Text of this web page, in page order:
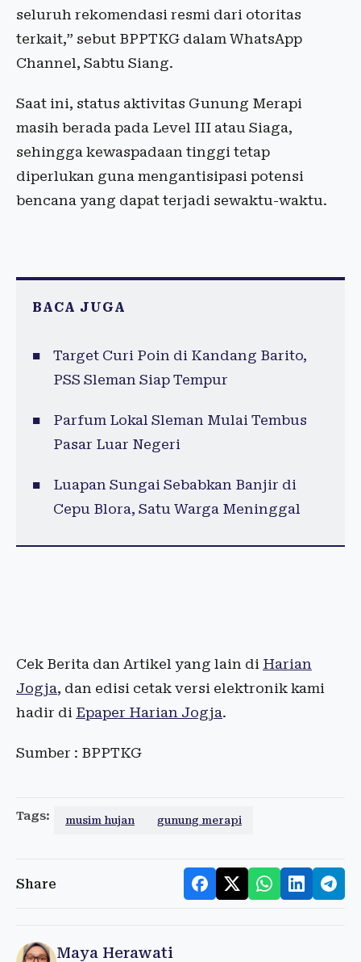
seluruh rekomendasi resmi dari otoritas
terkait,” sebut BPPTKG dalam WhatsApp
Channel, Sabtu Siang.
Saat ini, status aktivitas Gunung Merapi
masih berada pada Level III atau Siaga,
sehingga kewaspadaan tinggi tetap
diperlukan guna mengantisipasi potensi
bencana yang dapat terjadi sewaktu-waktu.
BACA JUGA
Target Curi Poin di Kandang Barito,
PSS Sleman Siap Tempur
Parfum Lokal Sleman Mulai Tembus
Pasar Luar Negeri
Luapan Sungai Sebabkan Banjir di
Cepu Blora, Satu Warga Meninggal
Cek Berita dan Artikel yang lain di Harian
Jogja, dan edisi cetak versi elektronik kami
hadir di Epaper Harian Jogja.
Sumber : BPPTKG
Tags: musim hujan gunung merapi
Share
Maya Herawati